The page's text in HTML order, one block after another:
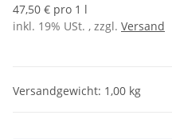
47,50 € pro 1 l
inkl. 19% USt. , zzgl. Versand
Versandgewicht: 1,00 kg